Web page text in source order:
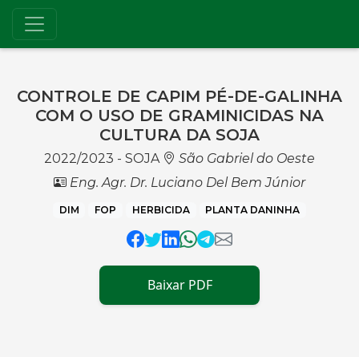
CONTROLE DE CAPIM PÉ-DE-GALINHA
COM O USO DE GRAMINICIDAS NA
CULTURA DA SOJA
2022/2023 - SOJA
São Gabriel do Oeste
Eng. Agr. Dr. Luciano Del Bem Júnior
DIM FOP HERBICIDA PLANTA DANINHA
Baixar PDF